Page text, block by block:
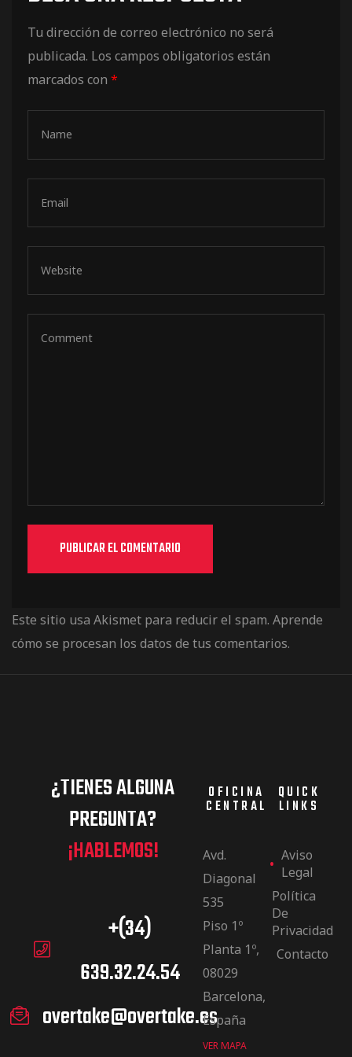
Tu dirección de correo electrónico no será
publicada. Los campos obligatorios están
marcados con *
Este sitio usa Akismet para reducir el spam. Aprende
cómo se procesan los datos de tus comentarios.
¿TIENES ALGUNA
PREGUNTA?
¡HABLEMOS!
+(34)
639.32.24.54
overtake@overtake.es
OFICINA
CENTRAL
Avd.
Diagonal
535
Piso 1º
Planta 1º,
08029
Barcelona,
España
VER MAPA
QUICK
LINKS
Aviso
Legal
Política
De
Privacidad
Contacto